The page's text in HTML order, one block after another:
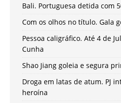
Bali. Portuguesa detida com
Com os olhos no título. Gala
Pessoa caligráfico. Até 4 de
Cunha
Shao Jiang goleia e segura
Droga em latas de atum. PJ
heroína